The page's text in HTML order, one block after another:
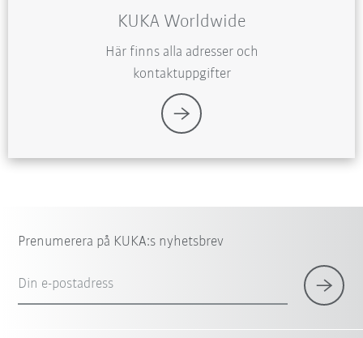
KUKA Worldwide
Här finns alla adresser och
kontaktuppgifter
Prenumerera på KUKA:s nyhetsbrev
Din e-postadress